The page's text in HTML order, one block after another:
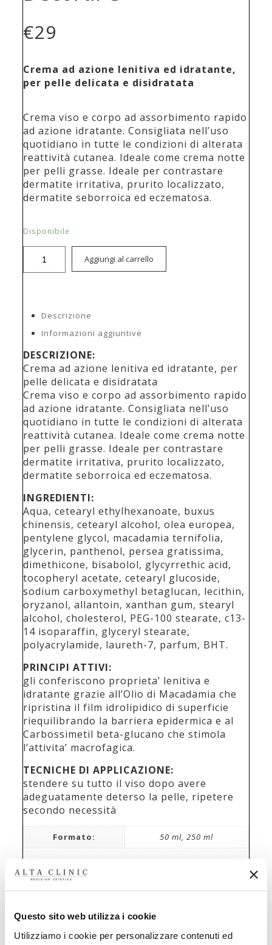
Questo sito web utilizza i cookie
Utilizziamo i cookie per personalizzare contenuti ed
€29
Crema ad azione lenitiva ed idratante,
per pelle delicata e disidratata
Crema viso e corpo ad assorbimento rapido
ad azione idratante. Consigliata nell’uso
quotidiano in tutte le condizioni di alterata
reattività cutanea. Ideale come crema notte
per pelli grasse. Ideale per contrastare
dermatite irritativa, prurito localizzato,
dermatite seborroica ed eczematosa.
Disponibile
Aggiungi al carrello
Descrizione
Informazioni aggiuntive
DESCRIZIONE:
Crema ad azione lenitiva ed idratante, per
pelle delicata e disidratata
Crema viso e corpo ad assorbimento rapido
ad azione idratante. Consigliata nell’uso
quotidiano in tutte le condizioni di alterata
reattività cutanea. Ideale come crema notte
per pelli grasse. Ideale per contrastare
dermatite irritativa, prurito localizzato,
dermatite seborroica ed eczematosa.
INGREDIENTI:
Aqua, cetearyl ethylhexanoate, buxus
chinensis, cetearyl alcohol, olea europea,
pentylene glycol, macadamia ternifolia,
glycerin, panthenol, persea gratissima,
dimethicone, bisabolol, glycyrrethic acid,
tocopheryl acetate, cetearyl glucoside,
sodium carboxymethyl betaglucan, lecithin,
oryzanol, allantoin, xanthan gum, stearyl
alcohol, cholesterol, PEG-100 stearate, c13-
14 isoparaffin, glyceryl stearate,
polyacrylamide, laureth-7, parfum, BHT.
PRINCIPI ATTIVI:
gli conferiscono proprieta’ lenitiva e
idratante grazie all’Olio di Macadamia che
ripristina il film idrolipidico di superficie
riequilibrando la barriera epidermica e al
Carbossimetil beta-glucano che stimola
l’attivita’ macrofagica.
TECNICHE DI APPLICAZIONE:
stendere su tutto il viso dopo avere
adeguatamente deterso la pelle, ripetere
secondo necessità
Formato: 50 ml, 250 ml
Skin Repair Maschera